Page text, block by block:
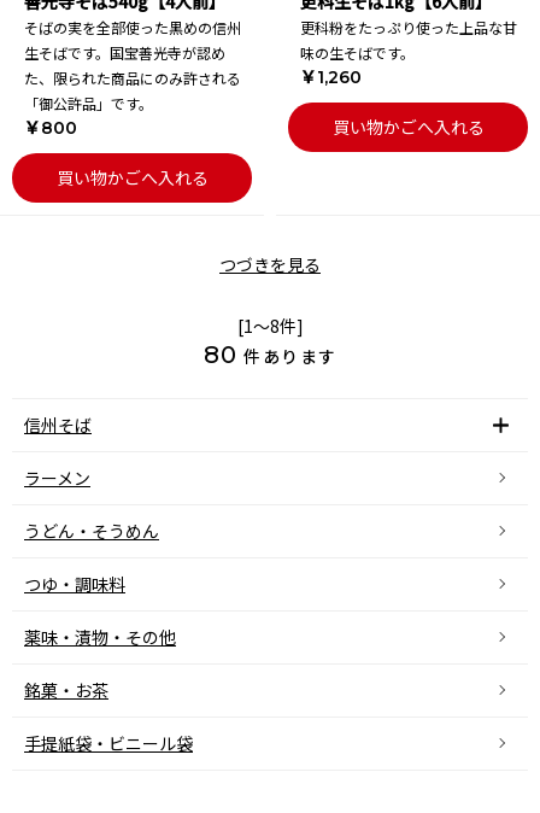
そばの実を全部使った黒めの信州
生そばです。国宝善光寺が認め
た、限られた商品にのみ許される
「御公許品」です。
￥800
買い物かごへ入れる
更科粉をたっぷり使った上品な甘
味の生そばです。
￥1,260
買い物かごへ入れる
つづきを見る
[1～8件]
80 件あります
信州そば
ラーメン
うどん・そうめん
つゆ・調味料
薬味・漬物・その他
銘菓・お茶
手提紙袋・ビニール袋